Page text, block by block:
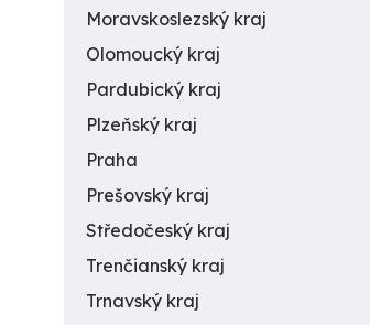
Moravskoslezský kraj
Olomoucký kraj
Pardubický kraj
Plzeňský kraj
Praha
Prešovský kraj
Středočeský kraj
Trenčianský kraj
Trnavský kraj